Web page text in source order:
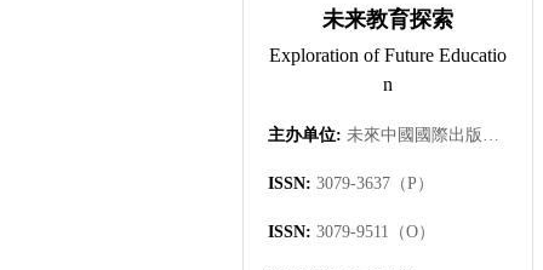
未来教育探索
Exploration of Future Educatio
n
主办单位: 未來中國國際出版集團有限公司
ISSN: 3079-3637（P）
ISSN: 3079-9511（O）